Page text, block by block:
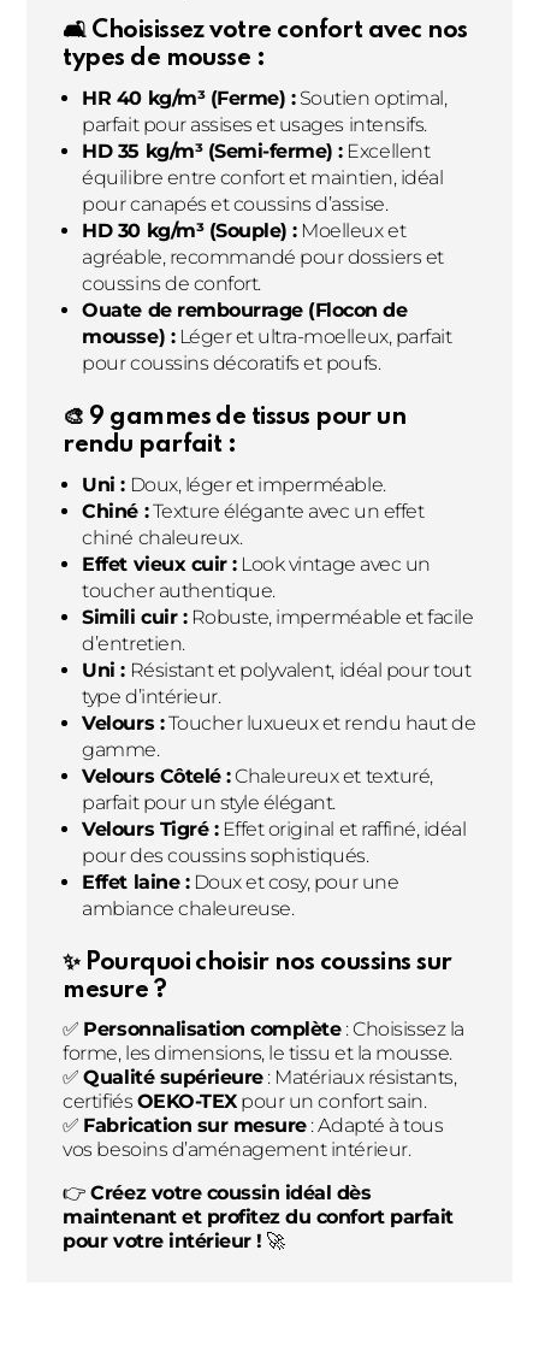
🛋️ Choisissez votre confort avec nos
types de mousse :
HR 40 kg/m³ (Ferme) :Soutien optimal,
parfait pour assises et usages intensifs.
HD 35 kg/m³ (Semi-ferme) :Excellent
équilibre entre confort et maintien, idéal
pour canapés et coussins d’assise.
HD 30 kg/m³ (Souple) :Moelleux et
agréable, recommandé pour dossiers et
coussins de confort.
Ouate de rembourrage (Flocon de
mousse) :Léger et ultra-moelleux, parfait
pour coussins décoratifs et poufs.
🎨 9 gammes de tissus pour un
rendu parfait :
Uni : Doux, léger et imperméable.
Chiné :Texture élégante avec un effet
chiné chaleureux.
Effet vieux cuir :Look vintage avec un
toucher authentique.
Simili cuir :Robuste, imperméable et facile
d’entretien.
Uni : Résistant et polyvalent, idéal pour tout
type d’intérieur.
Velours :Toucher luxueux et rendu haut de
gamme.
Velours Côtelé :Chaleureux et texturé,
parfait pour un style élégant.
Velours Tigré :Effet original et raffiné, idéal
pour des coussins sophistiqués.
Effet laine :Doux et cosy, pour une
ambiance chaleureuse.
✨ Pourquoi choisir nos coussins sur
mesure ?
✅ Personnalisation complète: Choisissez la
forme, les dimensions, le tissu et la mousse.
✅Qualité supérieure: Matériaux résistants,
certifiés OEKO-TEXpour un confort sain.
✅ Fabrication sur mesure: Adapté à tous
vos besoins d’aménagement intérieur.
👉Créez votre coussin idéal dès
maintenant et profitez du confort parfait
pour votre intérieur ! 🚀